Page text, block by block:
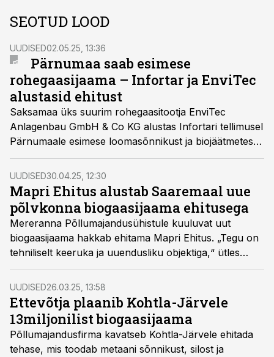
SEOTUD LOOD
UUDISED02.05.25, 13:36
Pärnumaa saab esimese
rohegaasijaama – Infortar ja EnviTec
alustasid ehitust
Saksamaa üks suurim rohegaasitootja EnviTec
Anlagenbau GmbH & Co KG alustas Infortari tellimusel
Pärnumaale esimese loomasõnnikust ja biojäätmetest
rohegaasi tootva jaama ehitust, projekti
kogumaksumus ulatub 13,3 miljoni euroni.
UUDISED30.04.25, 12:30
Mapri Ehitus alustab Saaremaal uue
põlvkonna biogaasijaama ehitusega
Mereranna Põllumajandusühistule kuuluvat uut
biogaasijaama hakkab ehitama Mapri Ehitus. „Tegu on
tehniliselt keeruka ja uuendusliku objektiga,“ ütles
Mapri Ehituse müügijuht Margus Väärsi. Ehitus algab
kohe pärast ehitusloa kinnitamist.
UUDISED26.03.25, 13:58
Ettevõtja plaanib Kohtla-Järvele
13miljonilist biogaasijaama
Põllumajandusfirma kavatseb Kohtla-Järvele ehitada
tehase, mis toodab metaani sõnnikust, silost ja